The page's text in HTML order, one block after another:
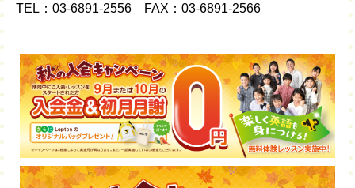
TEL：03-6891-2556 FAX：03-6891-2566